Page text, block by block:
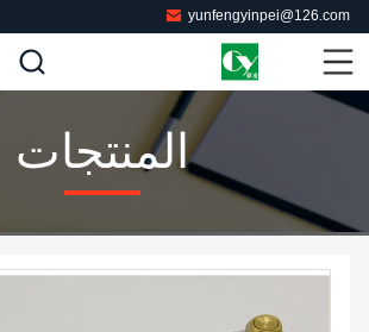
yunfengyinpei@126.com
المنتجات